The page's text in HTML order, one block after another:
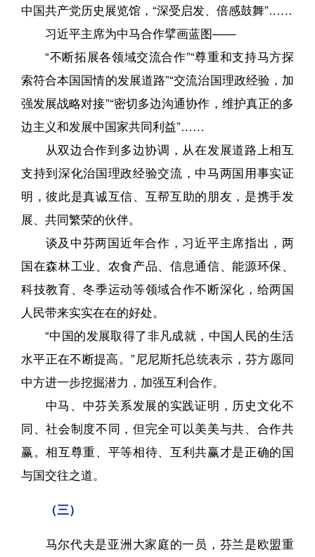
中国共产党历史展览馆，“深受启发、倍感鼓舞”……
习近平主席为中马合作擘画蓝图——
“不断拓展各领域交流合作”“尊重和支持马方探
索符合本国国情的发展道路”“交流治国理政经验，加
强发展战略对接”“密切多边沟通协作，维护真正的多
边主义和发展中国家共同利益”……
从双边合作到多边协调，从在发展道路上相互
支持到深化治国理政经验交流，中马两国用事实证
明，彼此是真诚互信、互帮互助的朋友，是携手发
展、共同繁荣的伙伴。
谈及中芬两国近年合作，习近平主席指出，两
国在森林工业、农食产品、信息通信、能源环保、
科技教育、冬季运动等领域合作不断深化，给两国
人民带来实实在在的好处。
“中国的发展取得了非凡成就，中国人民的生活
水平正在不断提高。”尼尼斯托总统表示，芬方愿同
中方进一步挖掘潜力，加强互利合作。
中马、中芬关系发展的实践证明，历史文化不
同、社会制度不同，但完全可以美美与共、合作共
赢。相互尊重、平等相待、互利共赢才是正确的国
与国交往之道。
（三）
马尔代夫是亚洲大家庭的一员，芬兰是欧盟重